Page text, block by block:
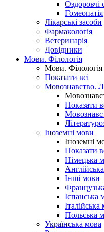
Оздоровчі
Гомеопатія
Лікарські засоби
Фармакологія
Ветеринарія
Довідники
Мови. Філологія
Мови. Філологія
Показати всі
Мовознавство.
Показати
Іноземні мови
Іноземні
Показати
Німецька
Інші мови
Іспанська
Італійська
Польська
Українська мова